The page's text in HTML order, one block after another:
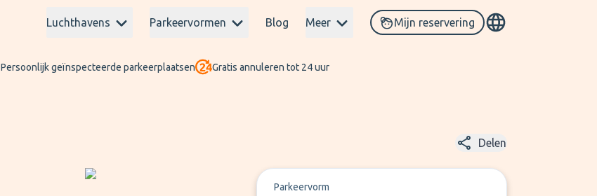
Luchthavens Parkeervormen Blog Meer Mijn reservering
Persoonlijk geïnspecteerde parkeerplaatsen Gratis annuleren tot 24 uur
Delen
Parkeervorm